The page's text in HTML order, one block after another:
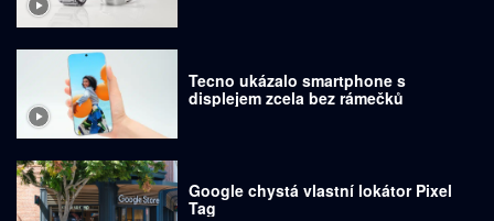
Tecno ukázalo smartphone s
displejem zcela bez rámečků
Google chystá vlastní lokátor Pixel
Tag